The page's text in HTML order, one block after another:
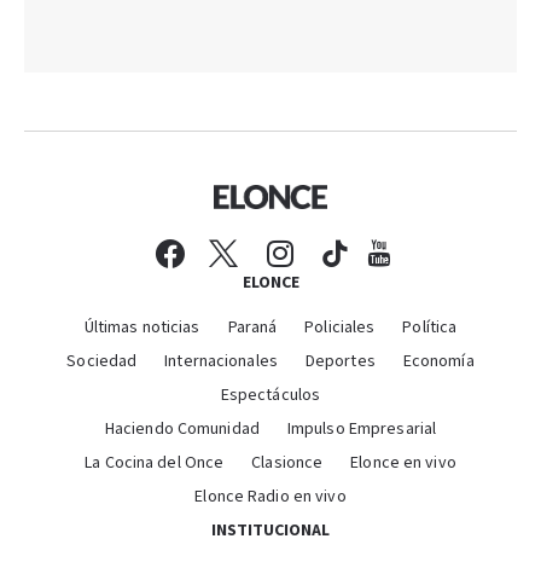
ELONCE
Últimas noticias Paraná Policiales
Política
Sociedad
Internacionales Deportes
Economía
Espectáculos
Haciendo Comunidad
Impulso Empresarial
La Cocina del Once
Clasionce
Elonce en vivo
Elonce Radio en vivo
INSTITUCIONAL